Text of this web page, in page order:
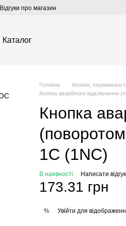
Відгуки про магазин
Каталог
Головна Кнопки, перемикачі
Кнопка аварійного відключення
Кнопка
1C (1NC)
В наявності Написати відгук
173.31 грн
% Увійти для